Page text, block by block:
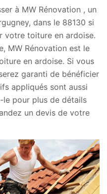
à MW Rénovation , un
dans le 88130 si
votre toiture en ardoise.
MW Rénovation est le
en ardoise. Si vous
garanti de bénéficier
appliqués sont aussi
le pour plus de détails
un devis de votre